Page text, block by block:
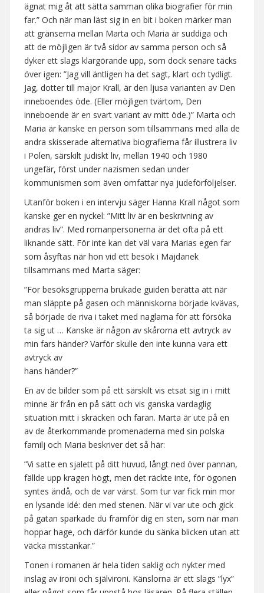
ägnat mig åt att sätta samman olika biografier för min
far.” Och när man läst sig in en bit i boken märker man
att gränserna mellan Marta och Maria är suddiga och
att de möjligen är två sidor av samma person och så
dyker ett slags klargörande upp, som dock senare täcks
över igen: ”Jag vill äntligen ha det sagt, klart och tydligt.
Jag, dotter till major Krall, är den ljusa varianten av Den
inneboendes öde. (Eller möjligen tvärtom, Den
inneboende är en svart variant av mitt öde.)” Marta och
Maria är kanske en person som tillsammans med alla de
andra skisserade alternativa biografierna får illustrera liv
i Polen, särskilt judiskt liv, mellan 1940 och 1980
ungefär, först under nazismen sedan under
kommunismen som även omfattar nya judeförföljelser.
Utanför boken i en intervju säger Hanna Krall något som
kanske ger en nyckel: ”Mitt liv är en beskrivning av
andras liv”. Med romanpersonerna är det ofta på ett
liknande sätt. För inte kan det väl vara Marias egen far
som åsyftas när hon vid ett besök i Majdanek
tillsammans med Marta säger:
”För besöksgrupperna brukade guiden berätta att när
man släppte på gasen och människorna började kvävas,
så började de riva i taket med naglarna för att försöka
ta sig ut … Kanske är någon av skårorna ett avtryck av
min fars händer? Varför skulle den inte kunna vara ett
avtryck av
hans händer?”
En av de bilder som på ett särskilt vis etsat sig in i mitt
minne är från en på sätt och vis ganska vardaglig
situation mitt i skräcken och faran. Marta är ute på en
av de återkommande promenaderna med sin polska
familj och Maria beskriver det så här:
”Vi satte en sjalett på ditt huvud, långt ned över pannan,
fällde upp kragen högt, men det räckte inte, för ögonen
syntes ändå, och de var värst. Som tur var fick min mor
en lysande idé: den med stenen. När vi var ute och gick
på gatan sparkade du framför dig en sten, som när man
hoppar hage, och därför kunde du sänka blicken utan att
väcka misstankar.”
Tonen i romanen är hela tiden saklig och nykter med
inslag av ironi och självironi. Känslorna är ett slags ”lyx”